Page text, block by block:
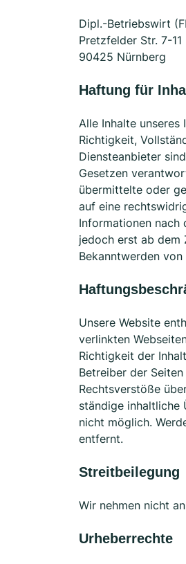
Dipl.-Betriebswirt
Pretzfelder Str. 7-11
90425 Nürnberg
Haftung für
Alle Inhalte
Richtigkeit,
Diensteanbieter
Gesetzen
übermittelte oder
auf eine
Informationen nach
jedoch erst ab dem
Bekanntwerden
Unsere Website
verlinkten
Richtigkeit der
Betreiber der
Rechtsverstöße
ständige inhaltliche
nicht möglich.
entfernt.
Streitbeilegung
Wir nehmen nicht
Urheberrechte